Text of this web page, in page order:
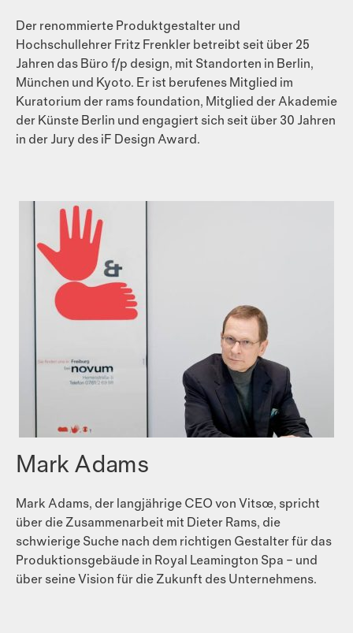
Der renommierte Produktgestalter und
Hochschullehrer Fritz Frenkler betreibt seit über 25
Jahren das Büro f/p design, mit Standorten in Berlin,
München und Kyoto. Er ist berufenes Mitglied im
Kuratorium der rams foundation, Mitglied der Akademie
der Künste Berlin und engagiert sich seit über 30 Jahren
in der Jury des iF Design Award.
Mark Adams
Mark Adams, der langjährige CEO von Vitsœ, spricht
über die Zusammenarbeit mit Dieter Rams, die
schwierige Suche nach dem richtigen Gestalter für das
Produktionsgebäude in Royal Leamington Spa – und
über seine Vision für die Zukunft des Unternehmens.